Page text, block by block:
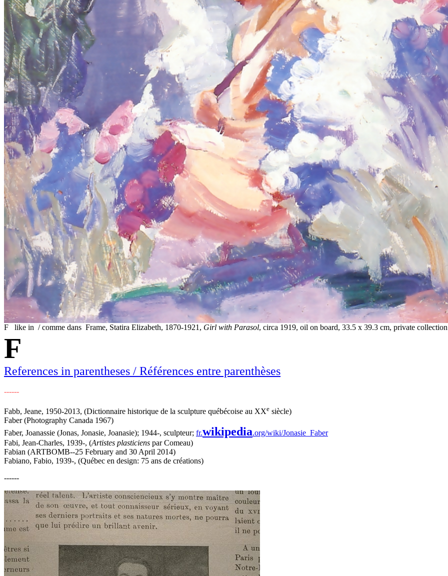
F like in / comme dans Frame, Statira Elizabeth, 1870-1921, Girl with Parasol, circa 1919, oil on board, 33.5 x 39.3 cm, private
F
References in parentheses / Références entre parenthèses
------
Fabb, Jeane, 1950-2013, (Dictionnaire historique de la sculpture québécoise au XXe siècle)
Faber (Photography Canada 1967)
Faber, Joanassie (Jonas, Jonasie, Joanasie); 1944-, sculpteur; fr.wikipedia.org/wiki/Jonasie_Faber
Fabi, Jean-Charles, 1939-, (Artistes plasticiens par Comeau)
Fabian (ARTBOMB--25 February and 30 April 2014)
Fabiano, Fabio, 1939-, (Québec en design: 75 ans de créations)
------